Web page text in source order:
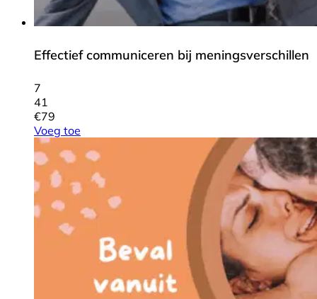
Effectief communiceren bij meningsverschillen
7
41
€79
Voeg toe